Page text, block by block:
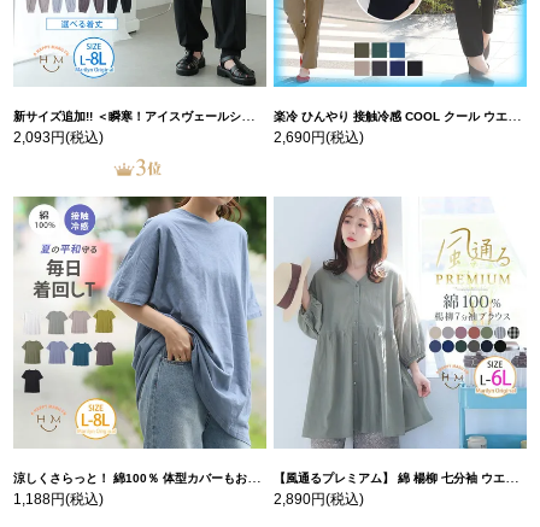
新サイズ追加!! ＜瞬寒！アイスヴェールシリーズ＞ 美脚 ジョガーパンツ 【ウェストゴム】 【ストレッチ】 | 大きいサイズの通販ならハッピーマリリン
2,093円(税込)
楽冷 ひんやり 接触冷感 COOL クール ウエストゴム 楽ちん ストレッチ 美脚 レギパン 【ストレッチ】 | 大きいサイズの通販ならハッピーマリリン
2,690円(税込)
涼しくさらっと！ 綿100％ 体型カバーもお洒落も叶える 風合いコットン ゆるシルエット ドルマン | 大きいサイズの通販ならハッピーマリリン
1,188円(税込)
【風通るプレミアム】 綿 楊柳 七分袖 ウエストギャザー ブラウス | 大きいサイズの通販ならハッピーマリリン
2,890円(税込)